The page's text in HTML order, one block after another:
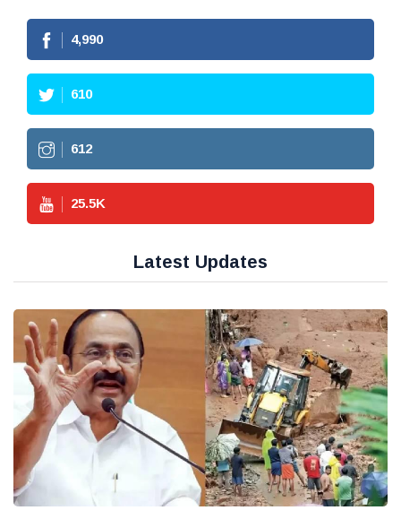
4,990
610
612
25.5K
Latest Updates